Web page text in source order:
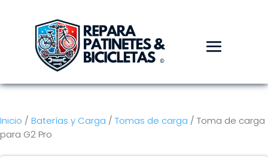
Inicio / Baterías y Carga / Tomas de carga / Toma de carga
para G2 Pro